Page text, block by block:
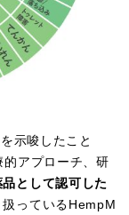
示唆したこと
アプローチ、研
品として認可した
っているHempM